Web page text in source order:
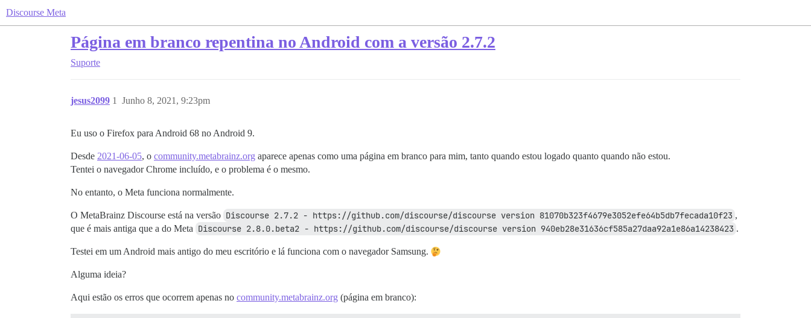
Discourse Meta
Página em branco repentina no Android com a versão 2.7.2
Suporte
jesus2099 Junho 8, 2021, 9:23pm
1
Eu uso o Firefox para Android 68 no Android 9.
Desde 2021-06-05, o community.metabrainz.org aparece apenas como uma página em branco para mim, tanto quando estou logado quanto quando não estou.
Tentei o navegador Chrome incluído, e o problema é o mesmo.
No entanto, o Meta funciona normalmente.
O MetaBrainz Discourse está na versão Discourse 2.7.2 - https://github.com/discourse/discourse version 81070b323f4679e3052efe64b5db7fecada10f23 ,
que é mais antiga que a do Meta Discourse 2.8.0.beta2 - https://github.com/discourse/discourse version 940eb28e31636cf585a27daa92a1e86a14238423 .
Testei em um Android mais antigo do meu escritório e lá funciona com o navegador Samsung.
Alguma ideia?
Aqui estão os erros que ocorrem apenas no community.metabrainz.org (página em branco):